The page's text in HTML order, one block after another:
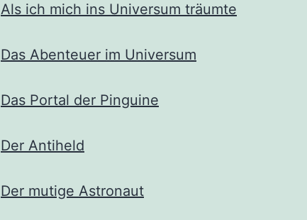
Als ich mich ins Universum träumte
Das Abenteuer im Universum
Das Portal der Pinguine
Der Antiheld
Der mutige Astronaut